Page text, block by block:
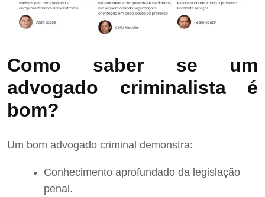
Como saber se um
advogado criminalista é
bom?
Um bom advogado criminal demonstra:
Conhecimento aprofundado da legislação
penal.